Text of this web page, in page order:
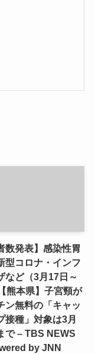
数発表】感染性胃
型コロナ・インフ
など（3月17日～
熊本県】子宮頸が
ン無料の「キャッ
接種」対象は3月
で – TBS NEWS
by JNN